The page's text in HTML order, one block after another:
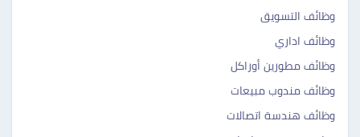
وظائف التسويق
وظائف اداري
وظائف مطورين أوراكل
وظائف مندوب مبيعات
وظائف هندسة اتصالات